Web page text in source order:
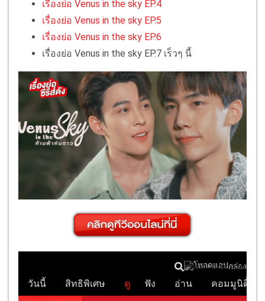
เรื่องย่อ Venus in the sky EP.4
เรื่องย่อ Venus in the sky EP.5
เรื่องย่อ Venus in the sky EP.6
เรื่องย่อ Venus in the sky EP.7 เร็วๆ นี้